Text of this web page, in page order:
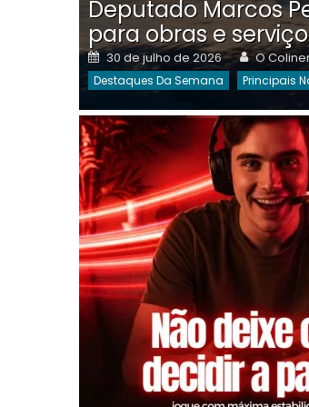
Deputado Marcos
para obras e
Posted
on
30 de julho de 2026 Author
O
Destaques Da Semana Principais